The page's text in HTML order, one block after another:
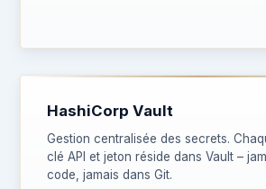
HashiCorp Vault
Gestion centralisée des secrets.
clé API et jeton réside dans Vault –
code, jamais dans Git.